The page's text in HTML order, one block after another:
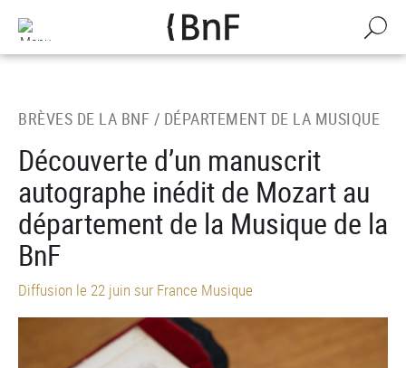
contenu
Recherche
BRÈVES DE LA BNF / DÉPARTEMENT DE LA MUSIQUE
Découverte d’un manuscrit
autographe inédit de Mozart au
département de la Musique de la
BnF
Diffusion le 22 juin sur France Musique